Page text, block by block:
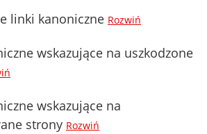
linki kanoniczne Rozwiń
wskazujące na uszkodzone
wskazujące na
strony Rozwiń